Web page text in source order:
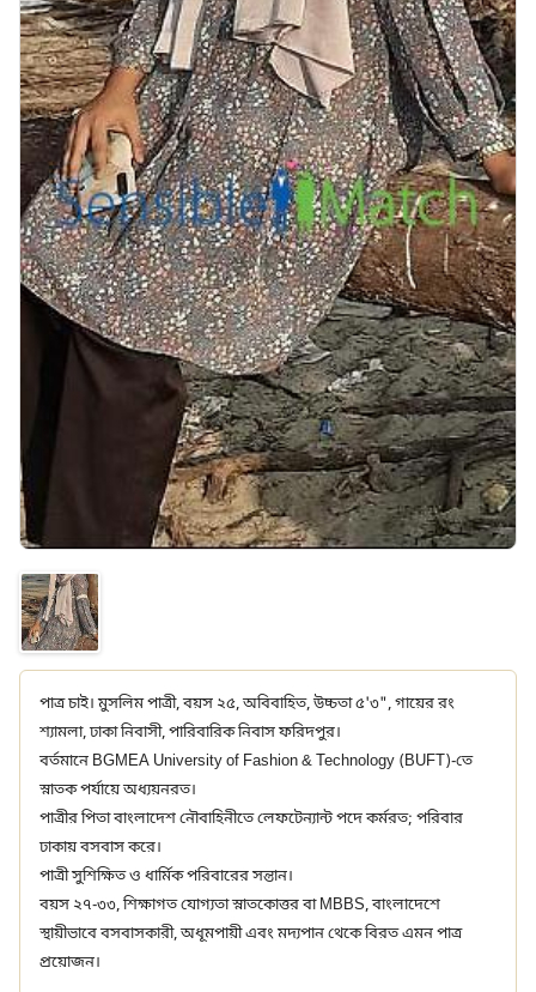
পাত্র চাই। মুসলিম পাত্রী, বয়স ২৫, অবিবাহিত, উচ্চতা ৫'৩", গায়ের রং
শ্যামলা, ঢাকা নিবাসী, পারিবারিক নিবাস ফরিদপুর।
বর্তমানে BGMEA University of Fashion & Technology (BUFT)-তে
স্নাতক পর্যায়ে অধ্যয়নরত।
পাত্রীর পিতা বাংলাদেশ নৌবাহিনীতে লেফটেন্যান্ট পদে কর্মরত; পরিবার
ঢাকায় বসবাস করে।
পাত্রী সুশিক্ষিত ও ধার্মিক পরিবারের সন্তান।
বয়স ২৭-৩৩, শিক্ষাগত যোগ্যতা স্নাতকোত্তর বা MBBS, বাংলাদেশে
স্থায়ীভাবে বসবাসকারী, অধূমপায়ী এবং মদ্যপান থেকে বিরত এমন পাত্র
প্রয়োজন।